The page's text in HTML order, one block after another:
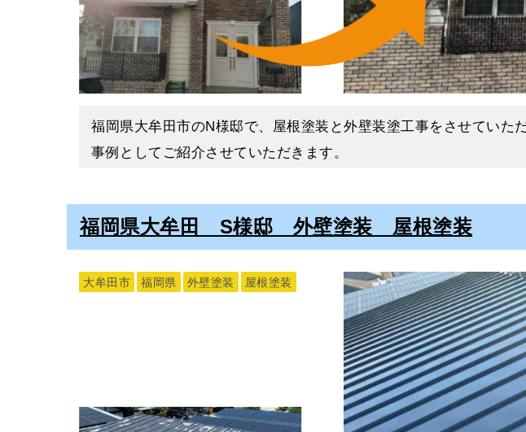
今回ご依頼いただいたマンションは色褪せや汚れから少し暗い印象
こんなにも明るく素敵な建物に生まれ変わりました。
この度はご依頼いただきありがとうございました。
＊K＊
福岡県大牟田市｜みやま市｜柳川市｜大川市｜筑後市｜久留米市｜
熊本県山鹿市｜南関町｜和水町｜荒尾市｜長洲町｜玉名市｜玉東町
高圧洗浄で塗装面の汚れやコケ・古い塗膜を落とすことで塗料の密
汚れなどを落とさずにその上から塗装してしまうと、塗料が定着
のです。
そのため、高圧洗浄はとても重要な工程になります。
また、使用する高圧洗浄機はとても強い水圧のため、洗い落とすと
ないます。
ケレンも塗料の密着性をよくするために重要な下地処理になります。
下地処理については「塗装前の下地処理」をご覧ください。
【３度塗り塗装】下塗り・中塗り・上塗り
下地処理が完了したら、塗装工程に入ります。
福岡県大牟田市のN様邸で、屋根塗装と外壁装塗工事をさせていた
事例としてご紹介させていただきます。
色褪せ・コケ・汚れによる美観の低下が気にな
築15年ほど経過したとのことで、メンテナンスのご相談をいただき
状態の確認をしたところ、Ｎ様邸は白系の外壁ということもあり
白系の外壁は色褪せはしにくいカラーにはなりますが、汚れが目立
続いて屋根にのぼって点検をおこないました。
すると、屋根には色褪せやコケの繁殖が見られ、防水機能の低下が
このような屋根や外壁の経年劣化は、外観の美しさを損ねる原因に
福岡県大牟田 S様邸 外壁塗装 屋根塗装
大牟田市 福岡県 外壁塗装 屋根塗装